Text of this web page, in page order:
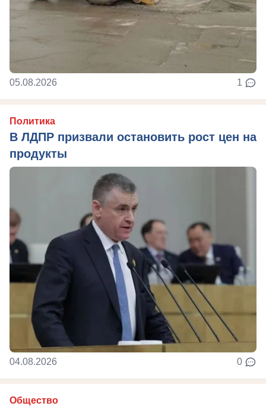
05.08.2026 1
Политика
В ЛДПР призвали остановить рост цен на
продукты
04.08.2026 0
Общество